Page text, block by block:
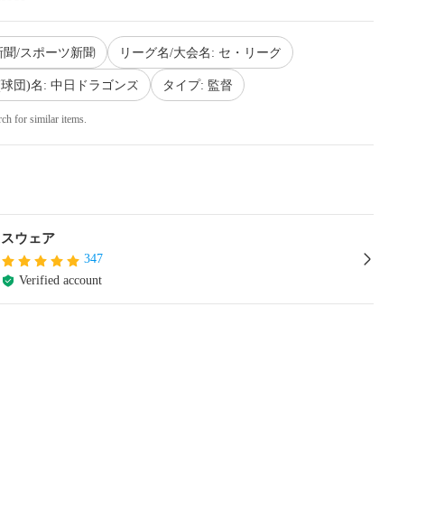
聞/スポーツ新聞 リーグ名/大会名: セ・リーグ
団)名: 中日ドラゴンズ タイプ: 監督
for similar items.
スウェア
347
Verified account